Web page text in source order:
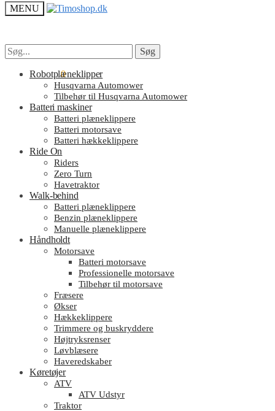
MENU
Søg
efter:
Søg
kr.0.00 0
Søg
efter:
Søg
Robotplæneklipper
Husqvarna Automower
Tilbehør til Husqvarna Automower
Batteri maskiner
Batteri plæneklippere
Batteri motorsave
Batteri hækkeklippere
Ride On
Riders
Zero Turn
Havetraktor
Walk-behind
Batteri plæneklippere
Benzin plæneklippere
Manuelle plæneklippere
Håndholdt
Motorsave
Batteri motorsave
Professionelle motorsave
Tilbehør til motorsave
Fræsere
Økser
Hækkeklippere
Trimmere og buskryddere
Højtryksrenser
Løvblæsere
Haveredskaber
Køretøjer
ATV
ATV Udstyr
Traktor